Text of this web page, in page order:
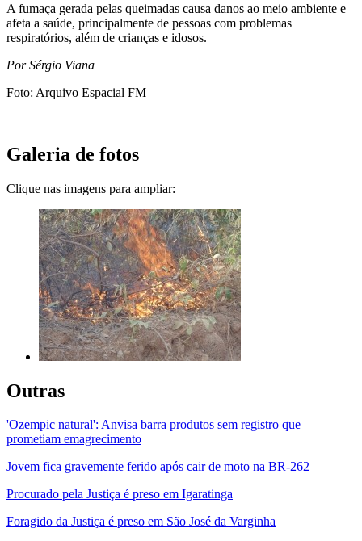
A fumaça gerada pelas queimadas causa danos ao meio ambiente e
afeta a saúde, principalmente de pessoas com problemas
respiratórios, além de crianças e idosos.
Por Sérgio Viana
Foto: Arquivo Espacial FM
Galeria de fotos
Clique nas imagens para ampliar:
Outras
'Ozempic natural': Anvisa barra produtos sem registro que
prometiam emagrecimento
Jovem fica gravemente ferido após cair de moto na BR-262
Procurado pela Justiça é preso em Igaratinga
Foragido da Justiça é preso em São José da Varginha